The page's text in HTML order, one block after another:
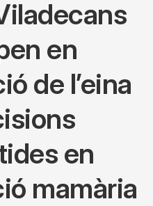
en
de l’eina
en
mamària